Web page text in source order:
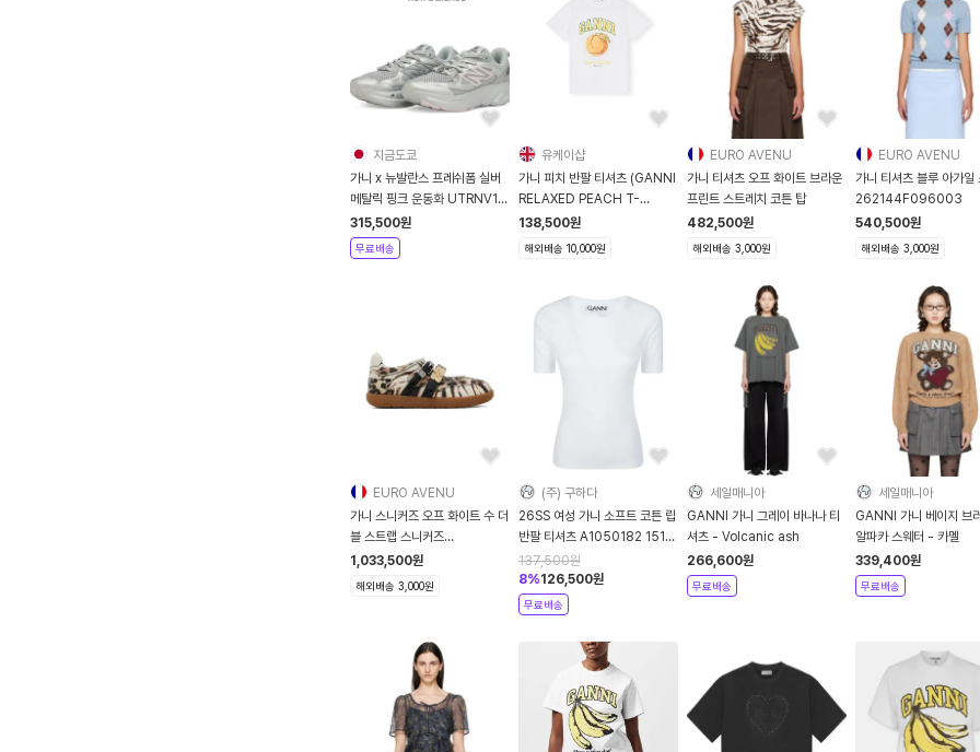
지금도쿄
가니 x 뉴발란스 프레쉬폼 실버
메탈릭 핑크 운동화 UTRNV1-
49971
315,500원
무료배송
유케이샵
가니 피치 반팔 티셔츠 (GANNI
RELAXED PEACH T-
SHIRT)
138,500원
해외배송 10,000원
EURO AVENU
가니 티셔츠 오프 화이트 브라운
프린트 스트레치 코튼 탑
482,500원
해외배송 3,000원
EURO AVENU
가니 티셔츠 블루 아가일
262144F096003
540,500원
해외배송 3,000원
EURO AVENU
가니 스니커즈 오프 화이트 수 더
블 스트랩 스니커즈
262144F12
1,033,500원
해외배송 3,000원
(주) 구하다
26SS 여성 가니 소프트 코튼 립
반팔 티셔츠 A1050182 151
BRIGHT WHITE DOM
137,500원
8%126,500원
무료배송
세일매니아
GANNI 가니 그레이 바나나 티
셔츠 - Volcanic ash
266,600원
무료배송
세일매니아
GANNI 가니 베이지 브
알파카 스웨터 - 카멜
339,400원
무료배송